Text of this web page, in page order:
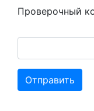
Проверочный
Отправить